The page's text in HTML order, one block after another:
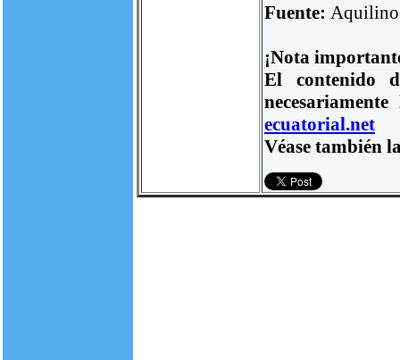
Fuente: Aquilino
¡Nota
El contenido
ecuatorial.net
Véase también